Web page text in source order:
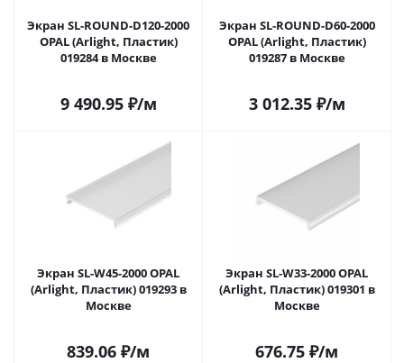
Экран SL-ROUND-D120-2000
OPAL (Arlight, Пластик)
019284 в Москве
9 490.95₽/м
Экран SL-ROUND-D60-2000
OPAL (Arlight, Пластик)
019287 в Москве
3 012.35₽/м
Экран SL-W45-2000 OPAL
(Arlight, Пластик) 019293 в
Москве
839.06 ₽/м
Экран SL-W33-2000 OPAL
(Arlight, Пластик) 019301 в
Москве
676.75 ₽/м